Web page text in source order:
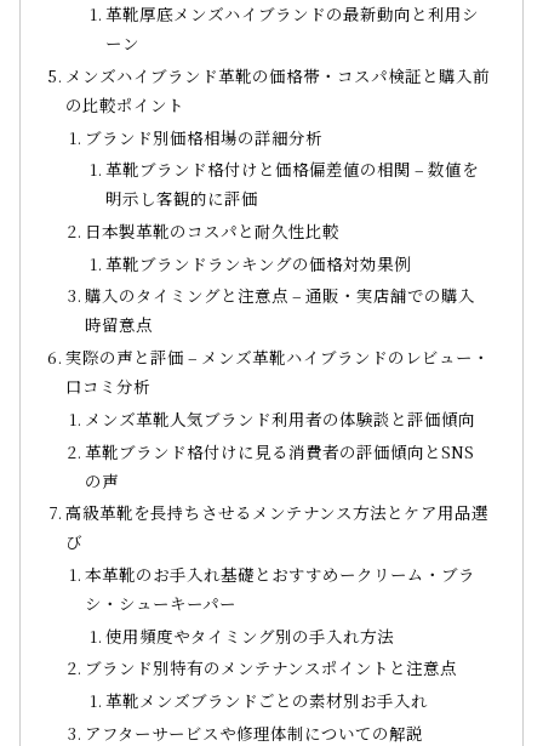
革靴厚底メンズハイブランドの最新動向と利用シ
ーン
メンズハイブランド革靴の価格帯・コスパ検証と購入前
の比較ポイント
ブランド別価格相場の詳細分析
革靴ブランド格付けと価格偏差値の相関 – 数値を
明示し客観的に評価
日本製革靴のコスパと耐久性比較
革靴ブランドランキングの価格対効果例
購入のタイミングと注意点 – 通販・実店舗での購入
時留意点
実際の声と評価 – メンズ革靴ハイブランドのレビュー・
口コミ分析
メンズ革靴人気ブランド利用者の体験談と評価傾向
革靴ブランド格付けに見る消費者の評価傾向とSNS
の声
高級革靴を長持ちさせるメンテナンス方法とケア用品選
び
本革靴のお手入れ基礎とおすすめークリーム・ブラ
シ・シューキーパー
使用頻度やタイミング別の手入れ方法
ブランド別特有のメンテナンスポイントと注意点
革靴メンズブランドごとの素材別お手入れ
アフターサービスや修理体制についての解説